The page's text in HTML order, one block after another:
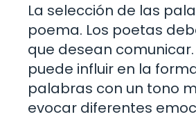
La selección de las
poema. Los poetas
que desean
puede influir en la
palabras con un tono
evocar diferentes